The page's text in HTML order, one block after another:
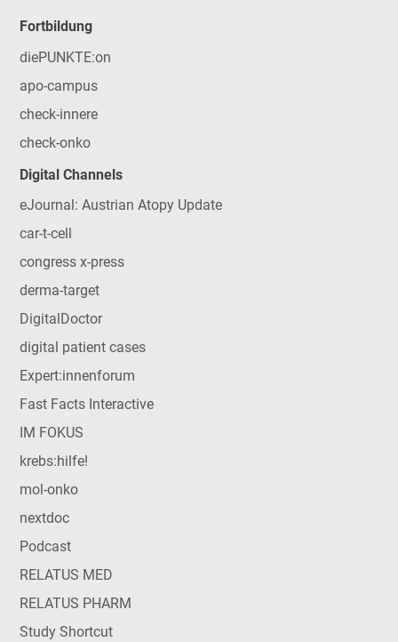
Fortbildung
diePUNKTE:on
apo-campus
check-innere
check-onko
Digital Channels
eJournal: Austrian Atopy Update
car-t-cell
congress x-press
derma-target
DigitalDoctor
digital patient cases
Expert:innenforum
Fast Facts Interactive
IM FOKUS
krebs:hilfe!
mol-onko
nextdoc
Podcast
RELATUS MED
RELATUS PHARM
Study Shortcut